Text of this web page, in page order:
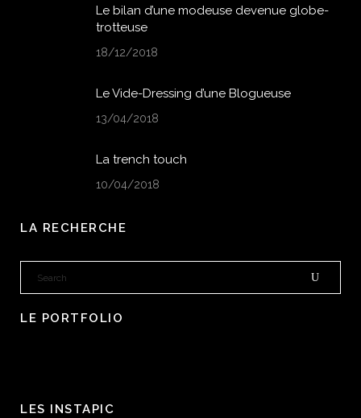
Le bilan d’une modeuse devenue globe-
trotteuse
18/12/2018
Le Vide-Dressing d’une Blogueuse
13/04/2018
La trench touch
10/04/2018
LA RECHERCHE
LE PORTFOLIO
LES INSTAPIC